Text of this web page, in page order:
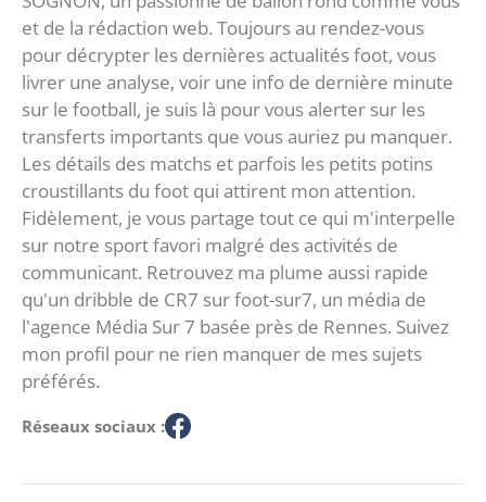
et de la rédaction web. Toujours au rendez-vous
pour décrypter les dernières actualités foot, vous
livrer une analyse, voir une info de dernière minute
sur le football, je suis là pour vous alerter sur les
transferts importants que vous auriez pu manquer.
Les détails des matchs et parfois les petits potins
croustillants du foot qui attirent mon attention.
Fidèlement, je vous partage tout ce qui m'interpelle
sur notre sport favori malgré des activités de
communicant. Retrouvez ma plume aussi rapide
qu'un dribble de CR7 sur foot-sur7, un média de
l'agence Média Sur 7 basée près de Rennes. Suivez
mon profil pour ne rien manquer de mes sujets
préférés.
Réseaux sociaux :